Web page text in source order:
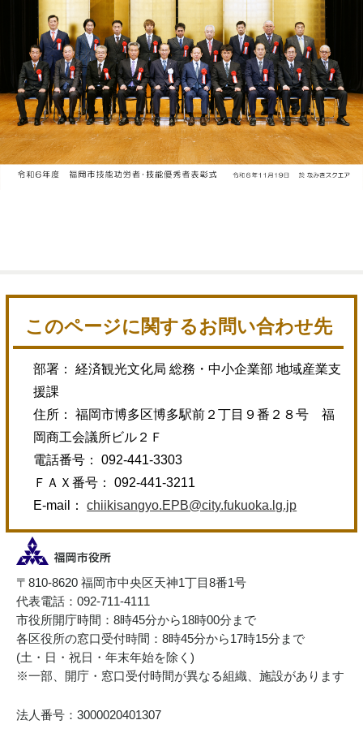
このページに関するお問い合わせ先
部署： 経済観光文化局 総務・中小企業部 地域産業支
援課
住所： 福岡市博多区博多駅前２丁目９番２８号 福
岡商工会議所ビル２Ｆ
電話番号： 092-441-3303
ＦＡＸ番号： 092-441-3211
E-mail：chiikisangyo.EPB@city.fukuoka.lg.jp
〒810-8620 福岡市中央区天神1丁目8番1号
代表電話：092-711-4111
市役所開庁時間：8時45分から18時00分まで
各区役所の窓口受付時間：8時45分から17時15分まで
(土・日・祝日・年末年始を除く)
※一部、開庁・窓口受付時間が異なる組織、施設があります
法人番号：3000020401307